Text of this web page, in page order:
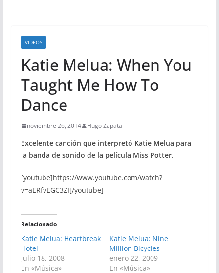
VIDEOS
Katie Melua: When You
Taught Me How To
Dance
noviembre 26, 2014 Hugo Zapata
Excelente canción que interpretó Katie Melua para
la banda de sonido de la película Miss Potter.
[youtube]https://www.youtube.com/watch?
v=aERfvEGC3ZI[/youtube]
Relacionado
Katie Melua: Heartbreak
Hotel
julio 18, 2008
En «Música»
Katie Melua: Nine
Million Bicycles
enero 22, 2009
En «Música»